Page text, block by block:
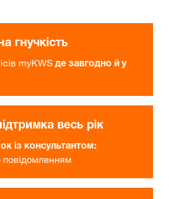
гнучкість
myKWS де завгодно й у
весь рік
із консультантом: